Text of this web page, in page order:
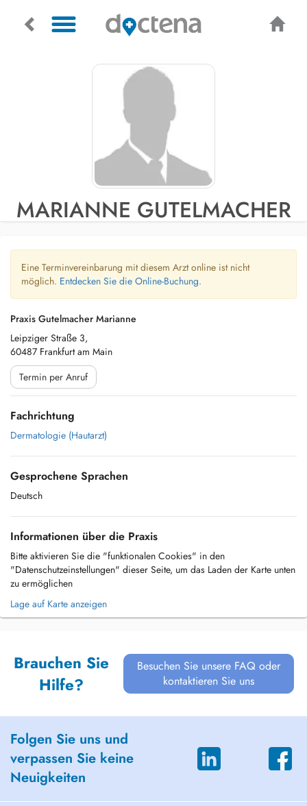
MARIANNE GUTELMACHER
Eine Terminvereinbarung mit diesem Arzt online ist nicht
möglich. Entdecken Sie die Online-Buchung.
Praxis Gutelmacher Marianne
Leipziger Straße 3,
60487 Frankfurt am Main
Termin per Anruf
Fachrichtung
Dermatologie (Hautarzt)
Gesprochene Sprachen
Deutsch
Informationen über die Praxis
Bitte aktivieren Sie die "funktionalen Cookies" in den
"Datenschutzeinstellungen" dieser Seite, um das Laden der Karte unten
zu ermöglichen
Lage auf Karte anzeigen
Brauchen Sie
Hilfe?
Besuchen Sie unsere FAQ oder
kontaktieren Sie uns
Folgen Sie uns und
verpassen Sie keine
Neuigkeiten